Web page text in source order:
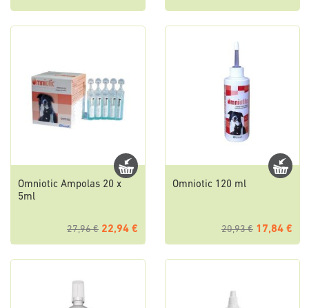
Omniotic Ampolas 20 x
5ml
27,96 € 22,94 €
Omniotic 120 ml
20,93 € 17,84 €